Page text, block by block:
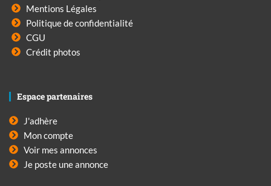
Mentions Légales
Politique de confidentialité
CGU
Crédit photos
Espace partenaires
J'adhère
Mon compte
Voir mes annonces
Je poste une annonce